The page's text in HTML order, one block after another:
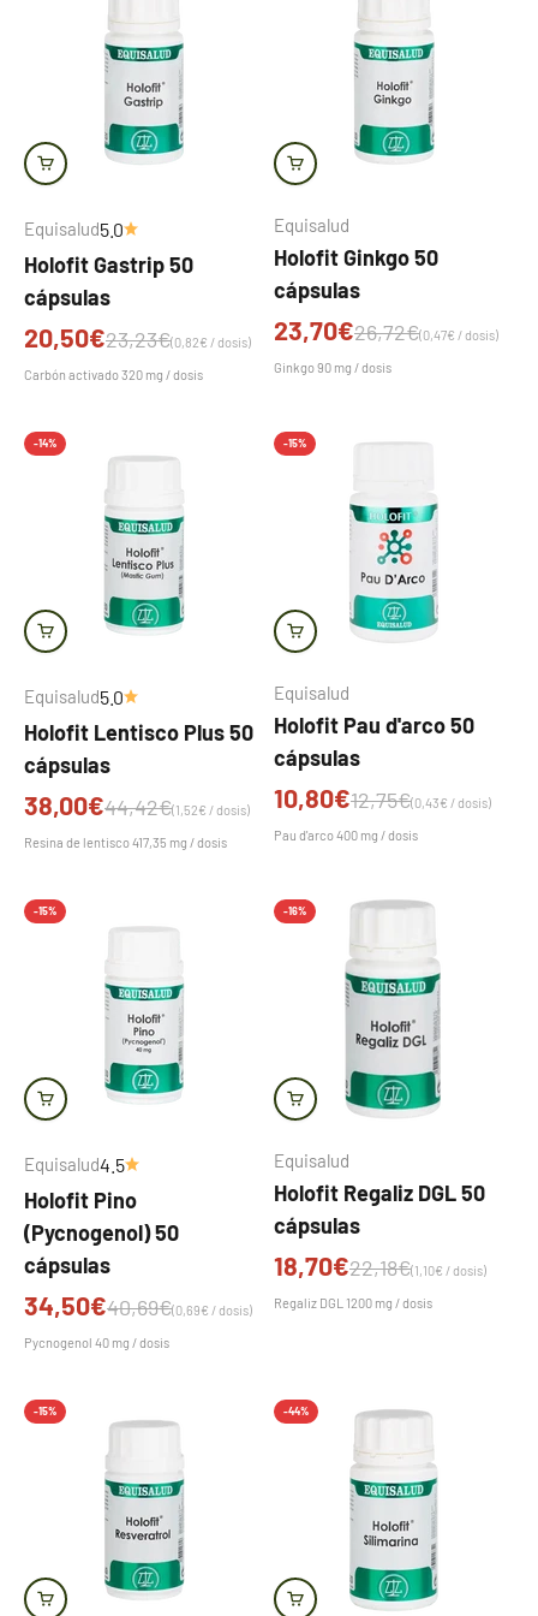
Equisalud5.0
Holofit Gastrip 50
cápsulas
Precio de oferta
20,50€Precio normal
23,23€(0,82€ / dosis)
Carbón activado 320 mg / dosis
Equisalud
Holofit Ginkgo 50
cápsulas
Precio de oferta
23,70€Precio normal
26,72€(0,47€ / dosis)
Ginkgo 90 mg / dosis
-14%
Equisalud5.0
Holofit Lentisco Plus 50
cápsulas
Precio de oferta
38,00€Precio normal
44,42€(1,52€ / dosis)
Resina de lentisco 417,35 mg / dosis
-15%
Equisalud
Holofit Pau d'arco 50
cápsulas
Precio de oferta
10,80€Precio normal
12,75€(0,43€ / dosis)
Pau d'arco 400 mg / dosis
-15%
Equisalud4.5
Holofit Pino
(Pycnogenol) 50
cápsulas
Precio de oferta
34,50€Precio normal
40,69€(0,69€ / dosis)
Pycnogenol 40 mg / dosis
-16%
Equisalud
Holofit Regaliz DGL 50
cápsulas
Precio de oferta
18,70€Precio normal
22,18€(1,10€ / dosis)
Regaliz DGL 1200 mg / dosis
-15% -44%